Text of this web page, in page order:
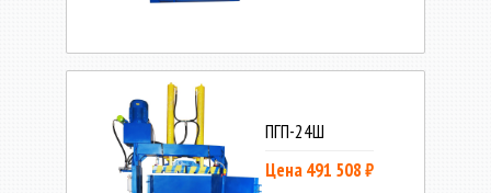
ПГП-24Ш
Цена 491 508 ₽